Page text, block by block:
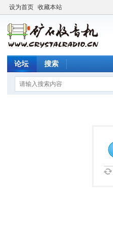
设为首页 收藏本站
论坛 搜索